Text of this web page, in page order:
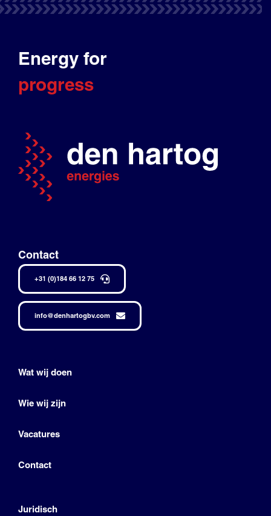
Energy for
progress
Contact
+31 (0)184 66 12 75
info@denhartogbv.com
Wat wij doen
Wie wij zijn
Vacatures
Contact
Juridisch